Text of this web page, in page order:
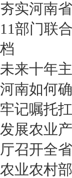
夯实河南
11部门联
档
未来十年
河南如何
牢记嘱托
发展农业
厅召开全
农业农村